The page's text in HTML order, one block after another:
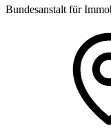
Bundesanstalt für